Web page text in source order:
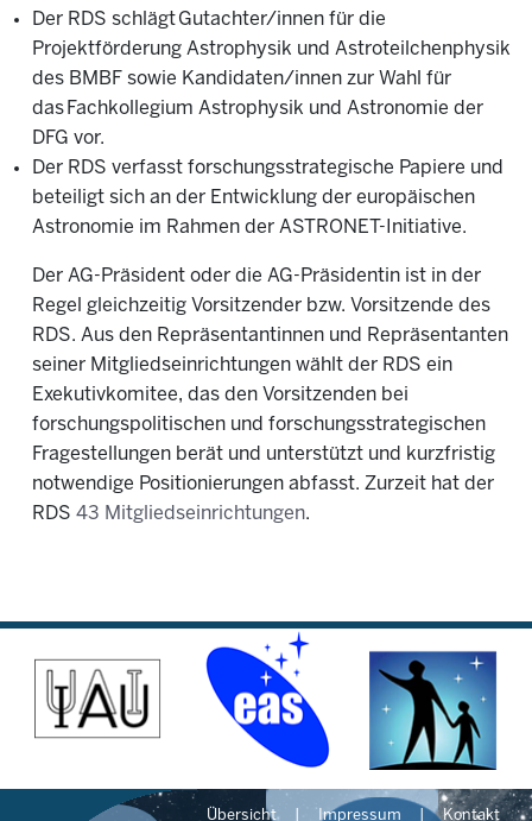
Der RDS schlägt Gutachter/innen für die
Projektförderung Astrophysik und Astroteilchenphysik
des BMBF sowie Kandidaten/innen zur Wahl für
das Fachkollegium Astrophysik und Astronomie der
DFG vor.
Der RDS verfasst forschungsstrategische Papiere und
beteiligt sich an der Entwicklung der europäischen
Astronomie im Rahmen der ASTRONET-Initiative.
Der AG-Präsident oder die AG-Präsidentin ist in der
Regel gleichzeitig Vorsitzender bzw. Vorsitzende des
RDS. Aus den Repräsentantinnen und Repräsentanten
seiner Mitgliedseinrichtungen wählt der RDS ein
Exekutivkomitee, das den Vorsitzenden bei
forschungspolitischen und forschungsstrategischen
Fragestellungen berät und unterstützt und kurzfristig
notwendige Positionierungen abfasst. Zurzeit hat der
RDS 43 Mitgliedseinrichtungen.
Übersicht Impressum Kontakt